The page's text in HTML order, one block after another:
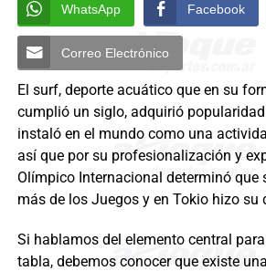
WhatsApp Facebook
Correo Electrónico
El surf, deporte acuático que en su
cumplió un siglo, adquirió
instaló en el mundo como una
así que por su profesionalización y
Olímpico Internacional determinó que
más de los Juegos y en Tokio hizo su
Si hablamos del elemento central
tabla, debemos conocer que existe